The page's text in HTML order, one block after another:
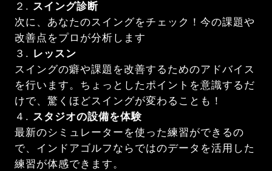
２. スイング診断
次に、あなたのスイングをチェック！今の課題や
改善点をプロが分析します
３. レッスン
スイングの癖や課題を改善するためのアドバイス
を行います。ちょっとしたポイントを意識するだ
けで、驚くほどスイングが変わることも！
４. スタジオの設備を体験
最新のシミュレーターを使った練習ができるの
で、インドアゴルフならではのデータを活用した
練習が体感できます。